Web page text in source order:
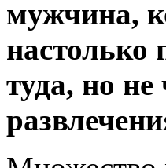
мужчина,
настолько
туда, но